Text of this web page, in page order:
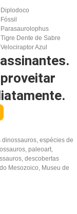
Diplodoco
Fóssil
Parasaurolophus
Tigre Dente de Sabre
Velociraptor Azul
espécies de
paleoart,
descobertas
Mesozoico, Museu de